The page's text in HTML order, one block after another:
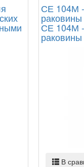
СЕ 104М
СЕ 104М
В